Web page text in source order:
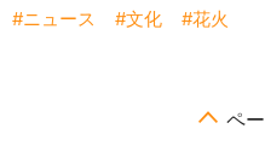
ニュース 文化 花火
ペ